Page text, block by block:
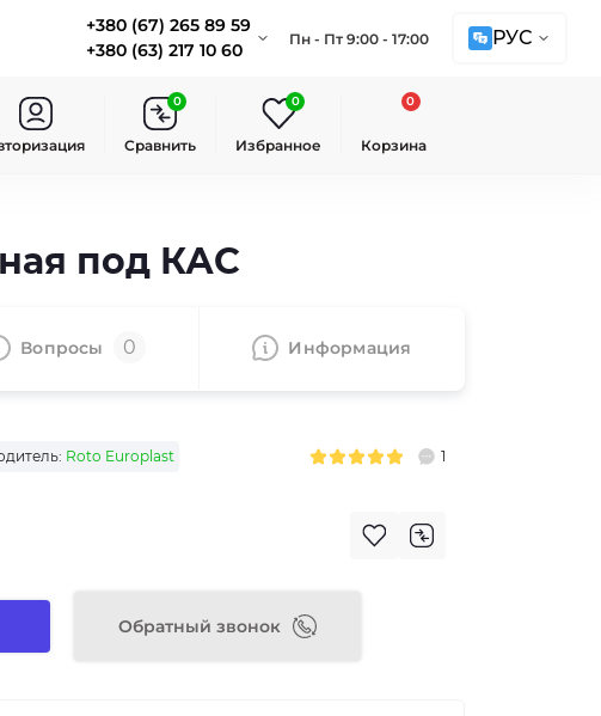
+380 (67) 265 89 59
+380 (63) 217 10 60
Пн - Пт 9:00 - 17:00 РУС
Сравнить
0
Избранное
0
Корзина
0
под КАС
Вопросы 0 Информация
Roto Europlast 1
Обратный звонок